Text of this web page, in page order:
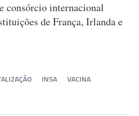
consórcio internacional
de França, Irlanda e
INSA
VACINA